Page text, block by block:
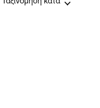
Ταξινόμηση κατά